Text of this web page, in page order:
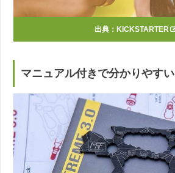
出典： KICKSTARTER
マニュアル付きで分かりやすい